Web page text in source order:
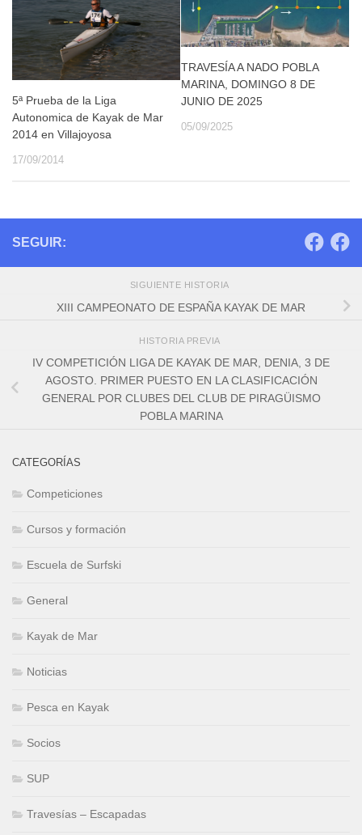
5ª Prueba de la Liga
Autonomica de Kayak de Mar
2014 en Villajoyosa
17/09/2014
TRAVESÍA A NADO POBLA
MARINA, DOMINGO 8 DE
JUNIO DE 2025
05/09/2025
SEGUIR:
SIGUIENTE HISTORIA
XIII CAMPEONATO DE ESPAÑA KAYAK DE MAR
HISTORIA PREVIA
IV COMPETICIÓN LIGA DE KAYAK DE MAR, DENIA, 3 DE
AGOSTO. PRIMER PUESTO EN LA CLASIFICACIÓN
GENERAL POR CLUBES DEL CLUB DE PIRAGÜISMO
POBLA MARINA
CATEGORÍAS
Competiciones
Cursos y formación
Escuela de Surfski
General
Kayak de Mar
Noticias
Pesca en Kayak
Socios
SUP
Travesías – Escapadas